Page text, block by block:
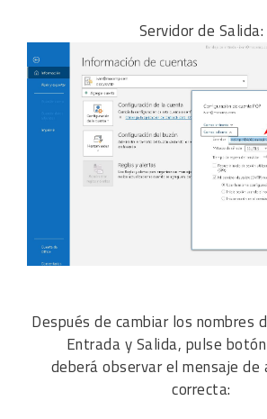
Servidor de Salida:
Después de cambiar los nombres
Entrada y Salida, pulse
deberá observar el mensaje de
correcta: